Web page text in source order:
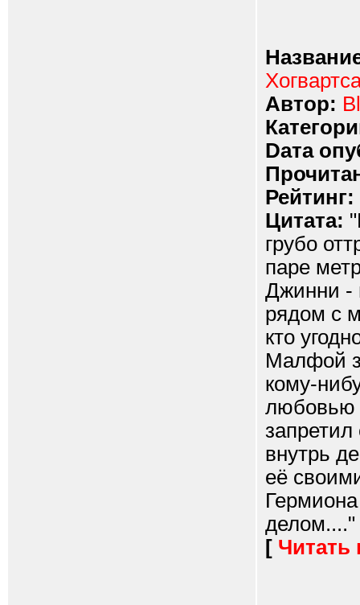
Автор:
Dата
Рейтинг:
Цитата:
грубо
паре
Джинни -
рядом с
кто
Малфой
кому-
любовью
внутрь
её
делом...."
[ Читать